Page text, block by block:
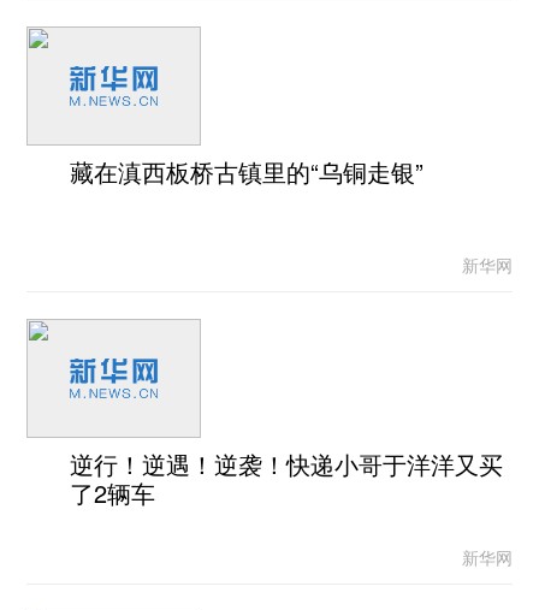
藏在滇西板桥古镇里的“乌铜走银”
新华网
逆行！逆遇！逆袭！快递小哥于洋洋又买
了2辆车
新华网